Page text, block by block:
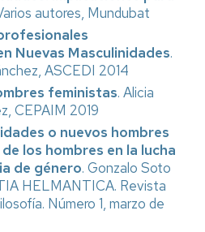
autores, Mundubat
Nuevas Masculinidades.
ASCEDI 2014
feministas. Alicia
CEPAIM 2019
o nuevos hombres
los hombres en la lucha
de género. Gonzalo Soto
HELMANTICA. Revista
Número 1, marzo de